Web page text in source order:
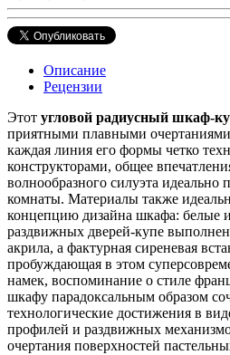
Описание
Рецензии
Этот угловой радиусный шкаф-
приятными плавными
каждая линия его формы четко
конструкторами, общее
волнообразного силуэта идеально
комнаты. Материалы также
концепцию дизайна шкафа: белые
раздвижных дверей-купе
акрила, а фактурная сиреневая
пробуждающая в этом
намек, воспоминание о стиле
шкафу парадоксальным образом
технологические достижения в
профилей и раздвижных
очертания поверхностей